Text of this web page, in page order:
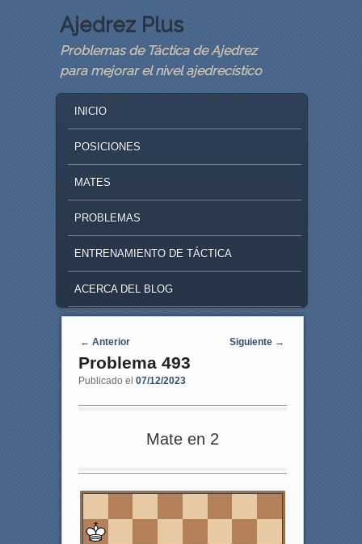
Ajedrez Plus
Problemas de Táctica de Ajedrez
para mejorar el nivel ajedrecístico
SKIP TO PRIMARY CONTENT
SKIP TO SECONDARY CONTENT
INICIO
POSICIONES
MATES
PROBLEMAS
ENTRENAMIENTO DE TÁCTICA
ACERCA DEL BLOG
Navegaci�n de entradas
← Anterior Siguiente →
Problema 493
Publicado el 07/12/2023
Mate en 2